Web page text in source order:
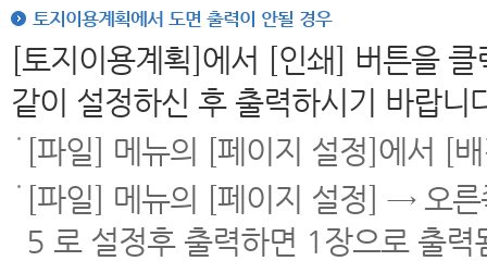
토지이용계획에서 도면 출력이 안될 경우
[토지이용계획]에서 [인쇄] 버튼을
같이 설정하신 후 출력하시기 바랍니
[파일] 메뉴의 [페이지 설정]에서 [
[파일] 메뉴의 [페이지 설정] → 오
5 로 설정후 출력하면 1장으로 출력